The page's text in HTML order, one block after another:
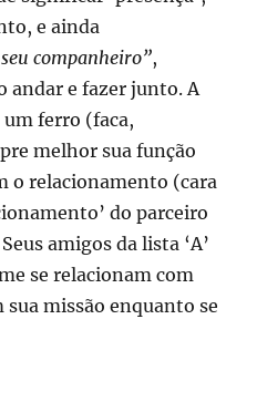
e ainda
companheiro”,
andar e fazer junto. A
um ferro (faca,
melhor sua função
o relacionamento (cara
do parceiro
amigos da lista ‘A’
se relacionam com
sua missão enquanto se